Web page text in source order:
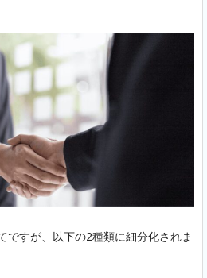
ですが、以下の2種類に細分化されま